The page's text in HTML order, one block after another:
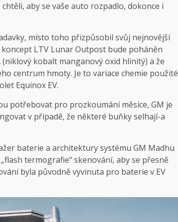
aby se vaše auto rozpadlo, dokonce i
místo toho přizpůsobil svůj nejnovější
LTV Lunar Outpost bude poháněn
kobalt manganový oxid hlinitý) a že
centrum hmoty. Je to variace chemie použité
Equinox EV.
potřebovat pro prozkoumání měsíce, GM je
v případě, že některé buňky selhají-a
baterie a architektury systému GM Madhu
termografie“ skenování, aby se přesně
byla původně vyvinuta pro baterie v EV